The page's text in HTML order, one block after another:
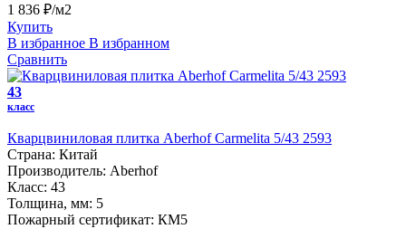
1 836 ₽/м2
Купить
В избранное В избранном
Сравнить
43
класс
Кварцвиниловая плитка Aberhof Carmelita 5/43 2593
Страна: Китай
Производитель: Aberhof
Класс: 43
Толщина, мм: 5
Пожарный сертификат: КМ5